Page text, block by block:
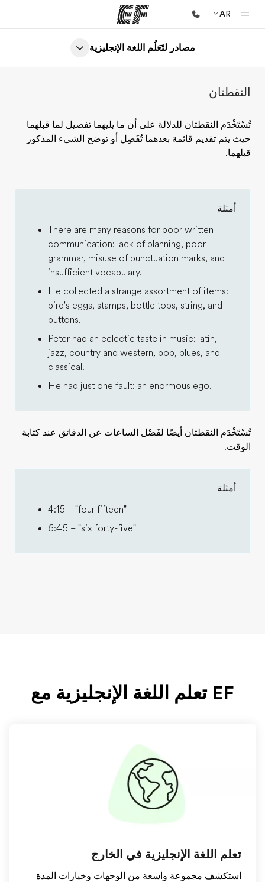
AR
الصفحة الرئيسية
برامج
شاهد كل ما نقوم به
مكاتب
أعثر على مكتب قريب منك
مصادر لتَعَلُم اللغة الإنجليزية
النقطتان
تُسْتَخْدَم النقطتان للدلالة على أن ما يليهما تفصيل لما قبلهما
حيث يتم تقديم قائمة بعدهما تُفَصِل أو توضح الشيء المذكور
قبلهما.
أمثلة
There are many reasons for poor written
communication: lack of planning, poor
grammar, misuse of punctuation marks, and
insufficient vocabulary.
He collected a strange assortment of items:
bird's eggs, stamps, bottle tops, string, and
buttons.
Peter had an eclectic taste in music: latin,
jazz, country and western, pop, blues, and
classical.
He had just one fault: an enormous ego.
تُسْتَخْدَم النقطتان أيضًا لفَصْل الساعات عن الدقائق عند كتابة
الوقت.
أمثلة
4:15 = "four fifteen"
6:45 = "six forty-five"
EF تعلم اللغة الإنجليزية مع
تعلم اللغة الإنجليزية في الخارج
استكشف مجموعة واسعة من الوجهات وخيارات المدة